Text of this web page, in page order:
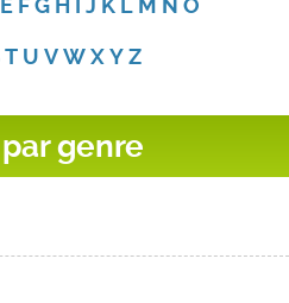
E F G H I J K L M N O
T U V W X Y Z
genre